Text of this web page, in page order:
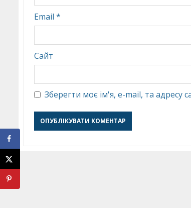
Email *
Сайт
Зберегти моє ім'я, e-mail, та адресу